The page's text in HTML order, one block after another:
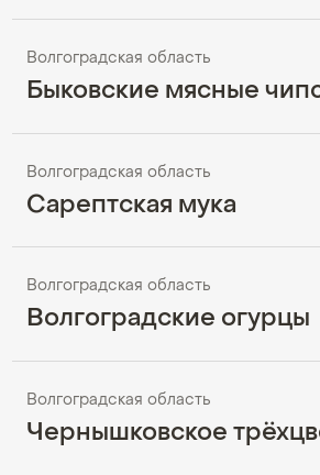
Волгоградская область
Быковские мясные
Волгоградская область
Сарептская мука
Волгоградская область
Волгоградские огурцы
Волгоградская область
Чернышковское